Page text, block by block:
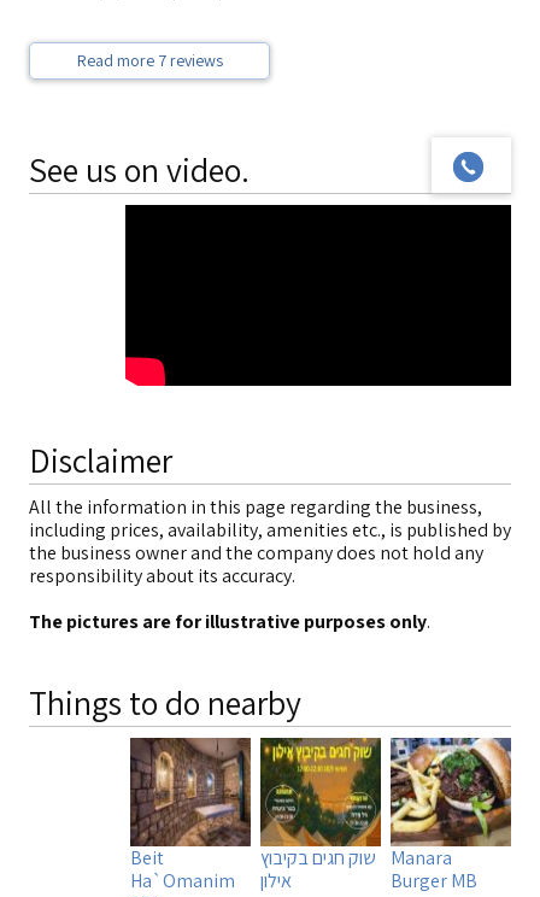
Read more 7 reviews
See us on video.
Disclaimer
All the information in this page regarding the business,
including prices, availability, amenities etc., is published by
the business owner and the company does not hold any
responsibility about its accuracy.
The pictures are for illustrative purposes only.
Things to do nearby
Manara
Burger MB
שוק חגים בקיבוץ
אילון
Beit
Ha`Omanim